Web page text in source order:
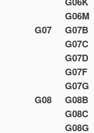
G06M
G07 G07B
G07C
G07D
G07F
G07G
G08 G08B
G08C
G08G